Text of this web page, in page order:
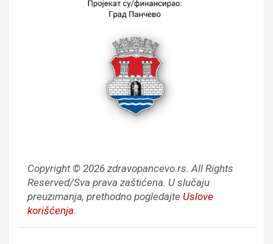
Copyright © 2026 zdravopancevo.rs. All Rights
Reserved/Sva prava zaštićena. U slučaju
preuzimanja, prethodno pogledajte Uslove
korišćenja.